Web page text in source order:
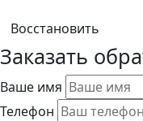
Заказать
Ваше имя
Телефон